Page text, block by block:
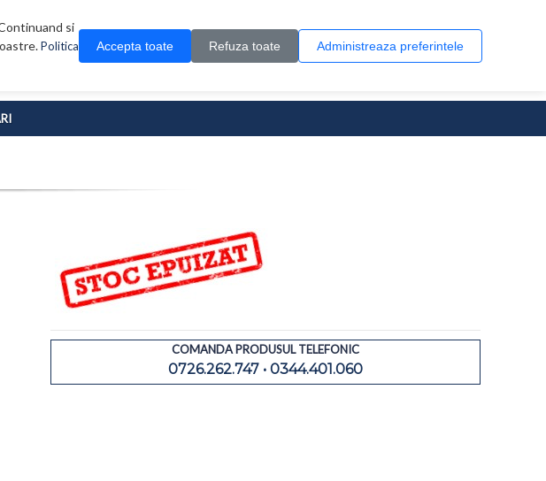
si
Politica
Accepta toate Refuza toate Administreaza preferintele
0 produs(e)
COMANDA PRODUSUL TELEFONIC
0726.262.747 • 0344.401.060